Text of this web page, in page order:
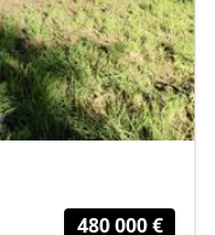
480 000 €